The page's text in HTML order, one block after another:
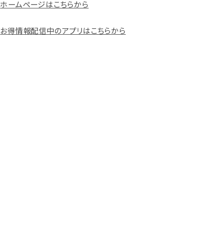
ホームページはこちらから
お得情報配信中のアプリはこちらから